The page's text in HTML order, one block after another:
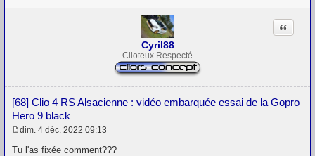
Cyril88
Clioteux Respecté
[68] Clio 4 RS Alsacienne : vidéo embarquée essai de la Gopro
Hero 9 black
Citation
e
dim. 4 déc. 2022 09:13
Tu l'as fixée comment???